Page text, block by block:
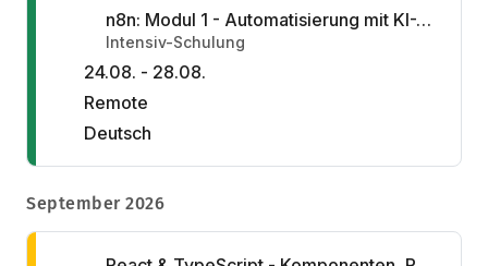
n8n: Modul 1 - Automatisierung mit KI-Agenten
Intensiv-Schulung
24.08. - 28.08.
Remote
Deutsch
September 2026